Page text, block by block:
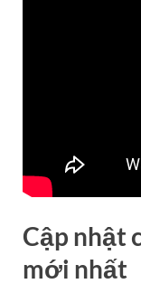
Cập nhật
mới nhất